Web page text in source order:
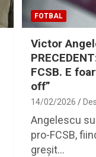
FOTBAL
Victor
FCSB. E
off”
14/02/2026
Angelescu
pro-FCSB,
greșit…